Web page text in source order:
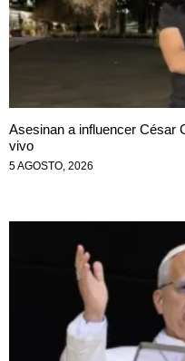
Asesinan a influencer César
vivo
5 AGOSTO, 2026